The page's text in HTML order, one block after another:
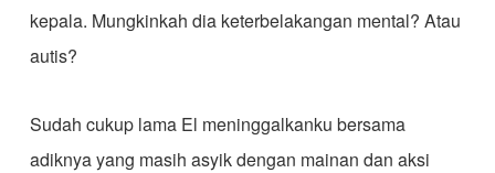
kepala. Mungkinkah dia keterbelakangan mental? Atau
autis?
Sudah cukup lama El meninggalkanku bersama
adiknya yang masih asyik dengan mainan dan aksi